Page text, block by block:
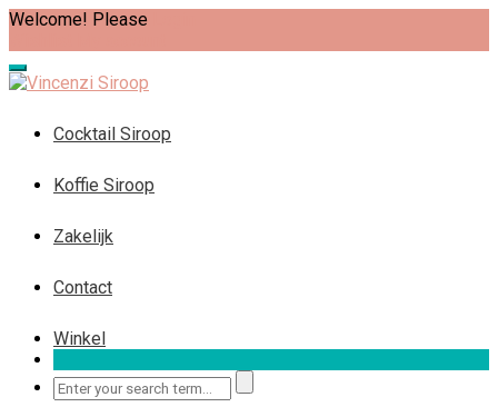
Welcome! Please
Cocktail Siroop
Koffie Siroop
Zakelijk
Contact
Winkel